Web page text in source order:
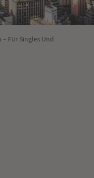
Für Singles Und